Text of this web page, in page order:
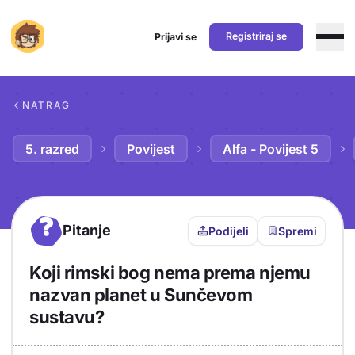
Prijavi se Registriraj se
NATRAG
5. razred Povijest Alfa - Povijest 5
? Pitanje Podijeli Spremi
Koji rimski bog nema prema njemu
nazvan planet u Sunčevom
sustavu?